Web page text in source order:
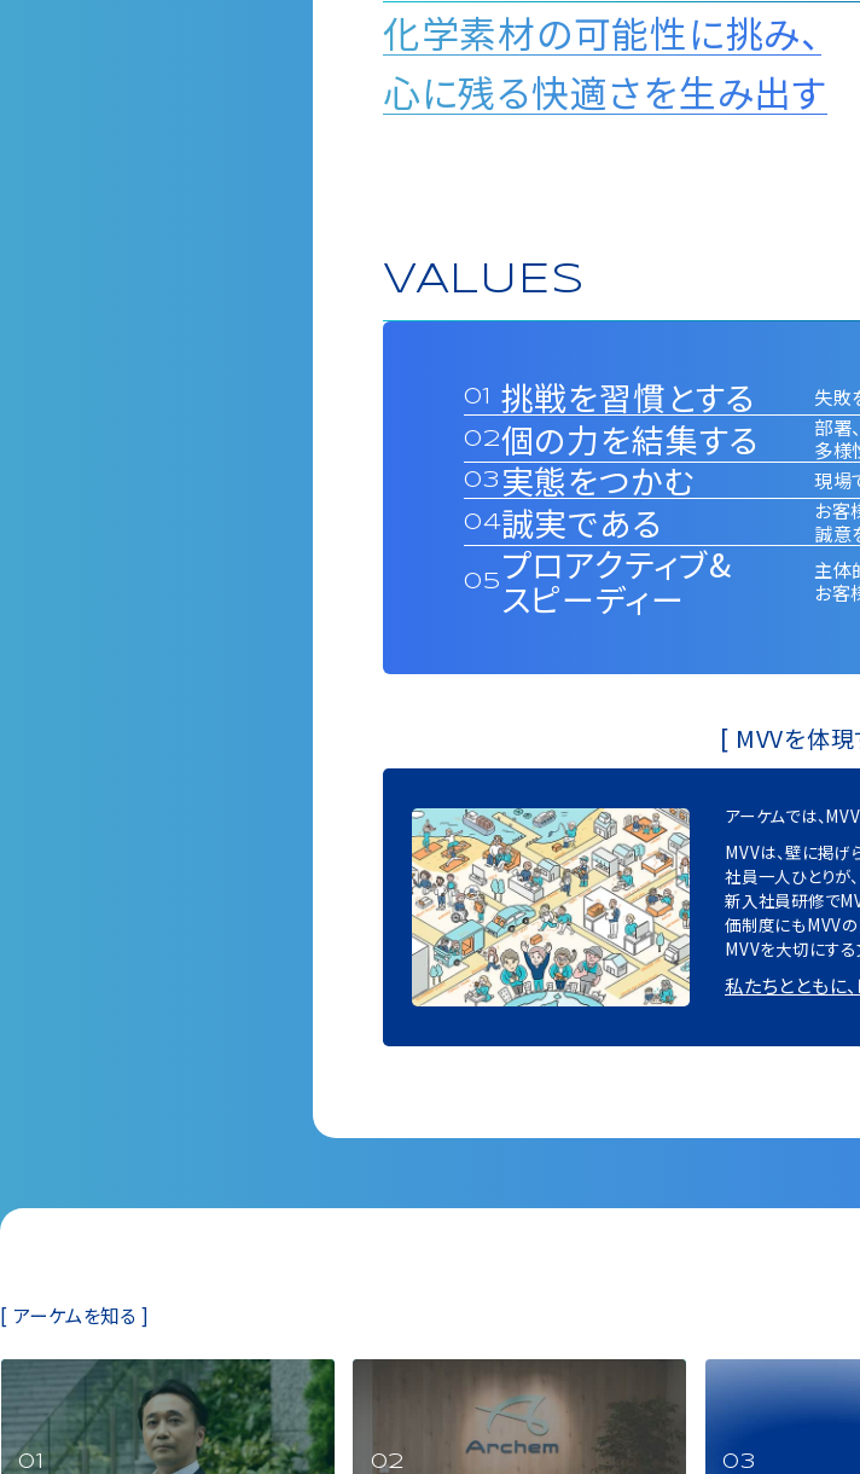
化学素材の可能性に挑み、
心に残る快適さを生み出す
VALUES
挑戦を習慣とする 失敗
個の力を結集する
部署
多様
実態をつかむ 現場
誠実である
お客
誠意
プロアクティブ&
スピーディー
主体
お客
[ MVVを体
アーケムでは、
MVVは、壁に掲げ
社員⼀⼈ひとりが
新⼊社員研修で
価制度にもMVVの
MVVを⼤切にする
私たちとともに
[ アーケムを知る ]